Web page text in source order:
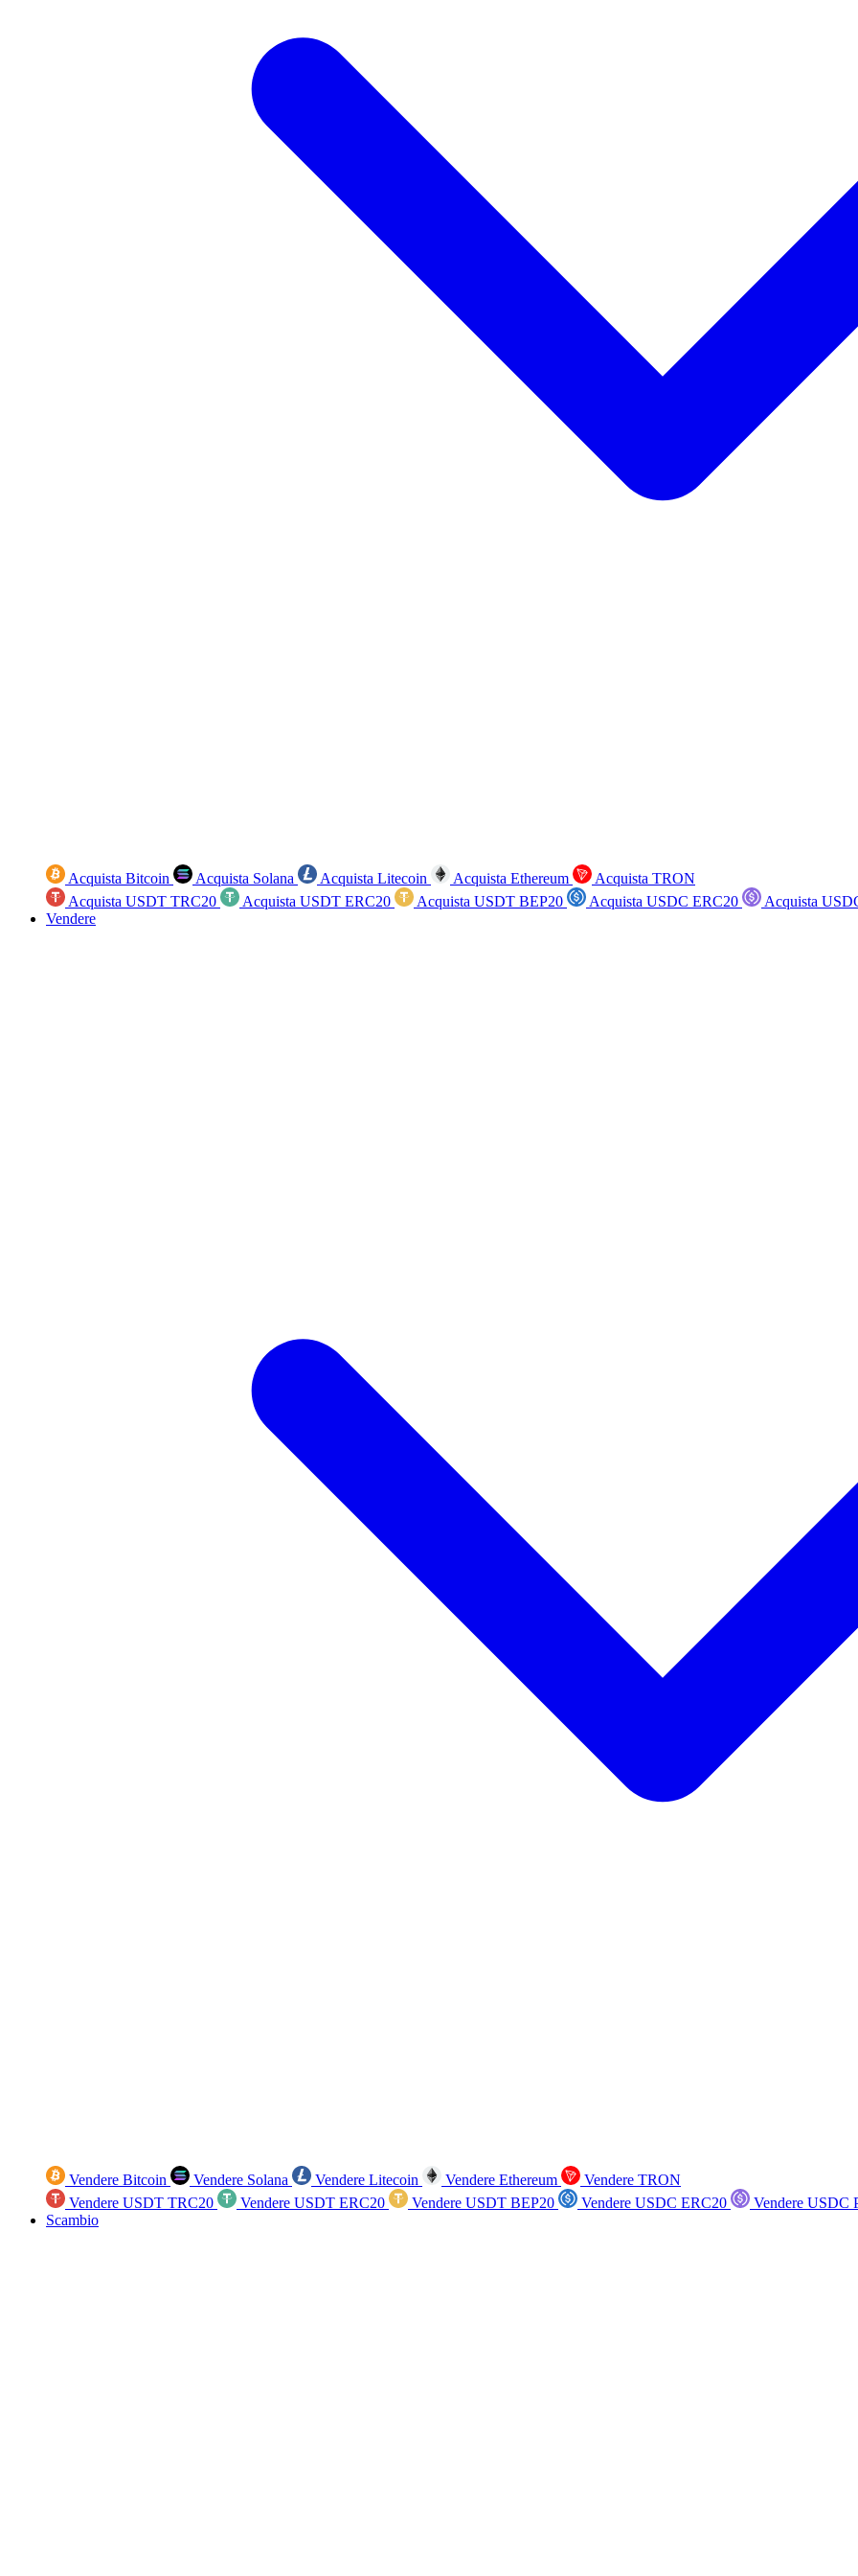
Acquista Bitcoin Acquista Solana Acquista Litecoin Acquista Ethereum
Acquista TRON
Acquista USDT TRC20
Acquista USDT ERC20 Acquista USDT BEP20 Acquista USDC ERC20
Acquista
Vendere
Vendere Bitcoin Vendere Solana Vendere Litecoin Vendere Ethereum
Vendere TRON
Vendere USDT TRC20
Vendere USDT ERC20 Vendere USDT BEP20 Vendere USDC ERC20
Vendere USDC
Scambio